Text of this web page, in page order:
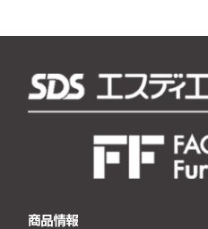
商品情報